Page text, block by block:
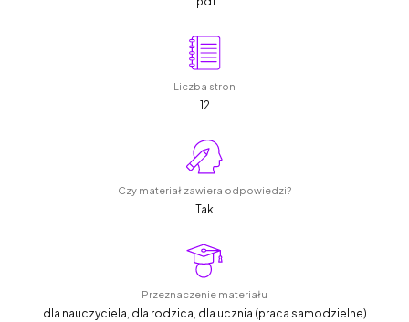
Liczba stron
12
Czy materiał zawiera odpowiedzi?
Tak
Przeznaczenie materiału
dla nauczyciela, dla rodzica, dla ucznia (praca samodzielne)